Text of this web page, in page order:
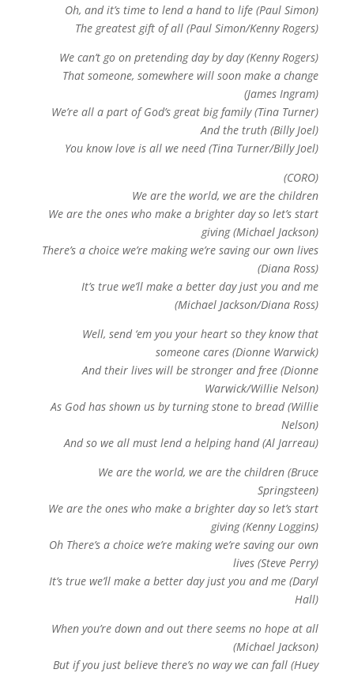
Oh, and it’s time to lend a hand to life (Paul Simon)
The greatest gift of all (Paul Simon/Kenny Rogers)
We can’t go on pretending day by day (Kenny Rogers)
That someone, somewhere will soon make a change
(James Ingram)
We’re all a part of God’s great big family (Tina Turner)
And the truth (Billy Joel)
You know love is all we need (Tina Turner/Billy Joel)
(CORO)
We are the world, we are the children
We are the ones who make a brighter day so let’s start
giving (Michael Jackson)
There’s a choice we’re making we’re saving our own lives
(Diana Ross)
It’s true we’ll make a better day just you and me
(Michael Jackson/Diana Ross)
Well, send ‘em you your heart so they know that
someone cares (Dionne Warwick)
And their lives will be stronger and free (Dionne
Warwick/Willie Nelson)
As God has shown us by turning stone to bread (Willie
Nelson)
And so we all must lend a helping hand (Al Jarreau)
We are the world, we are the children (Bruce
Springsteen)
We are the ones who make a brighter day so let’s start
giving (Kenny Loggins)
Oh There’s a choice we’re making we’re saving our own
lives (Steve Perry)
It’s true we’ll make a better day just you and me (Daryl
Hall)
When you’re down and out there seems no hope at all
(Michael Jackson)
But if you just believe there’s no way we can fall (Huey